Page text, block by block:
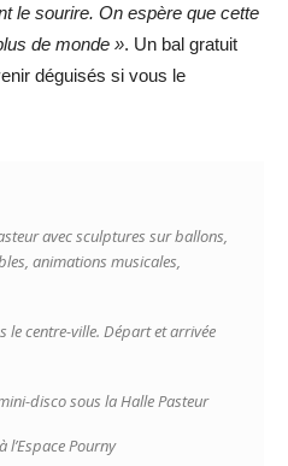
le sourire. On espère que cette
de monde ». Un bal gratuit
déguisés si vous le
avec sculptures sur ballons,
animations musicales,
le centre-ville. Départ et arrivée
disco sous la Halle Pasteur
l’Espace Pourny